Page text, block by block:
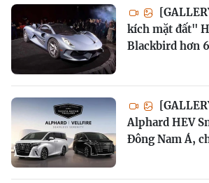
kích mặt đất"
Blackbird hơn
Alphard HEV
Đông Nam Á,